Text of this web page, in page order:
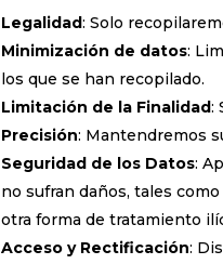
Legalidad: Solo
Minimización de datos:
los que se han recopilado.
Limitación de la Finalidad:
Precisión: Mantendremos
Seguridad de los Datos:
no sufran daños, tales
otra forma de tratamiento
Acceso y Rectificación: